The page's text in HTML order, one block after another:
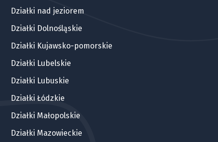
Działki nad jeziorem
Działki Dolnośląskie
Działki Kujawsko-pomorskie
Działki Lubelskie
Działki Lubuskie
Działki Łódzkie
Działki Małopolskie
Działki Mazowieckie